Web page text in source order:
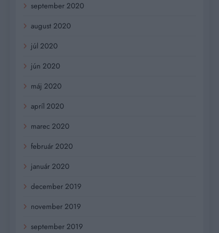
september 2020
august 2020
júl 2020
jún 2020
máj 2020
apríl 2020
marec 2020
február 2020
január 2020
december 2019
november 2019
september 2019